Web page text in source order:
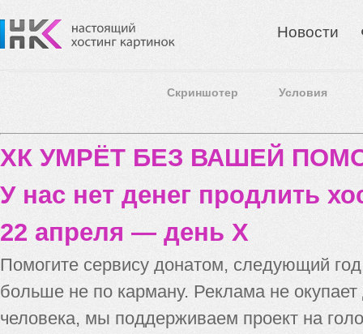
Новости
Скриншотер Условия
ХК УМРЁТ БЕЗ ВАШЕЙ
У нас нет денег продлить
22 апреля — день X
Помогите сервису донатом, следующий
больше не по карману. Реклама не
человека, мы поддерживаем проект на